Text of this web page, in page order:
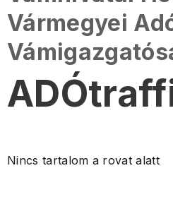
Vármegyei
Nincs tartalom a rovat alatt